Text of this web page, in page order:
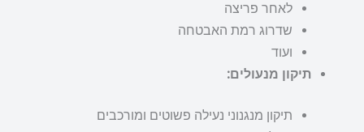
לאחר פריצה
שדרוג רמת האבטחה
ועוד
תיקון מנעולים:
תיקון מנגנוני נעילה פשוטים ומורכבים